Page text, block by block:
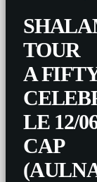
TOUR
A
LE 12/
CAP